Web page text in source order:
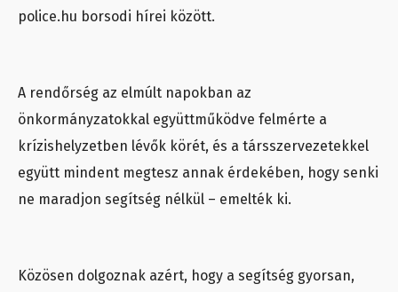
police.hu borsodi hírei között.
A rendőrség az elmúlt napokban az
önkormányzatokkal együttműködve felmérte a
krízishelyzetben lévők körét, és a társszervezetekkel
együtt mindent megtesz annak érdekében, hogy senki
ne maradjon segítség nélkül – emelték ki.
Közösen dolgoznak azért, hogy a segítség gyorsan,